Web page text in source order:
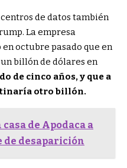
de datos también
La empresa
octubre pasado que en
billón de dólares en
de cinco años, y que a
otro billón.
de Apodaca a
de desaparición